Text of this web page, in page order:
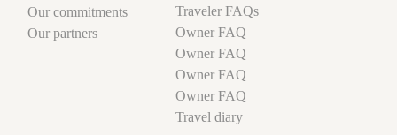
Our commitments
Our partners
Traveler FAQs
Owner FAQ
Owner FAQ
Owner FAQ
Owner FAQ
Travel diary